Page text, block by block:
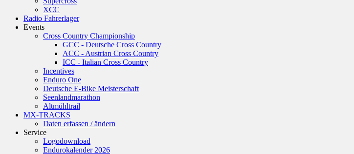
XCC
Radio Fahrerlager
Events
Cross Country Championship
GCC - Deutsche Cross Country
ACC - Austrian Cross Country
ICC - Italian Cross Country
Incentives
Enduro One
Deutsche E-Bike Meisterschaft
Seenlandmarathon
Altmühltrail
MX-TRACKS
Daten erfassen / ändern
Service
Logodownload
Endurokalender 2026